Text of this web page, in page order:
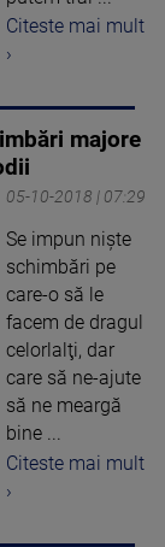
Citeste mai mult
›
majore
05-10-2018 | 07:29
Se impun nişte
schimbări pe
care-o să le
facem de dragul
celorlalţi, dar
care să ne-ajute
să ne meargă
bine ...
Citeste mai mult
›